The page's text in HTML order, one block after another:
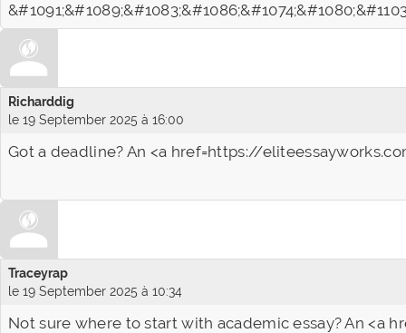
Richarddig
le 19 September 2025 à 16:00
Got a deadline? An <a href=https://
Traceyrap
le 19 September 2025 à 10:34
Not sure where to start with academic essay? An <a